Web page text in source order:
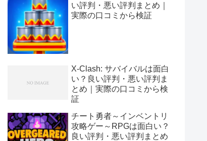
い評判・悪い評判まとめ｜
実際の口コミから検証
X-Clash: サバイバルは面白
い？良い評判・悪い評判ま
とめ｜実際の口コミから検
証
チート勇者～インベントリ
攻略ゲー～RPGは面白い？
良い評判・悪い評判まとめ